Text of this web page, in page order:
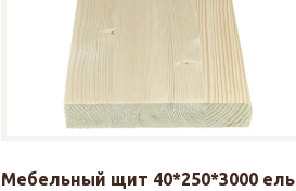
Мебельный щит 40*250*3000 ель